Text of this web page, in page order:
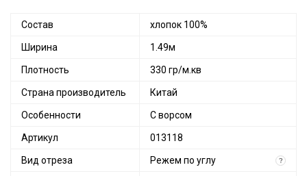
Состав хлопок 100%
Ширина 1.49м
Плотность 330 гр/м.кв
Страна производитель Китай
Особенности С ворсом
Артикул 013118
Вид отреза Режем по углу ?